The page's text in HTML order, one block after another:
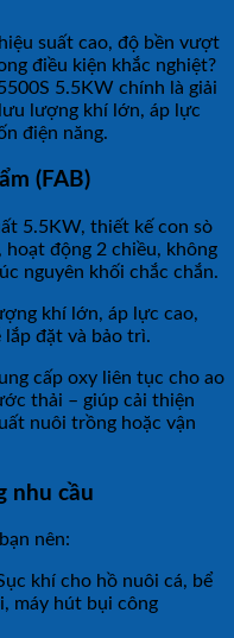
suất cao, độ bền vượt
điều kiện khắc nghiệt?
5.5KW chính là giải
lượng khí lớn, áp lực
điện năng.
(FAB)
5.5KW, thiết kế con sò
động 2 chiều, không
nguyên khối chắc chắn.
khí lớn, áp lực cao,
đặt và bảo trì.
cấp oxy liên tục cho ao
thải – giúp cải thiện
nuôi trồng hoặc vận
nhu cầu
nên:
khí cho hồ nuôi cá, bể
máy hút bụi công